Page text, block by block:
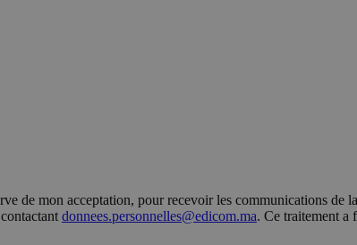
de mon acceptation, pour recevoir les communications
donnees.personnelles@edicom.ma. Ce traitement a